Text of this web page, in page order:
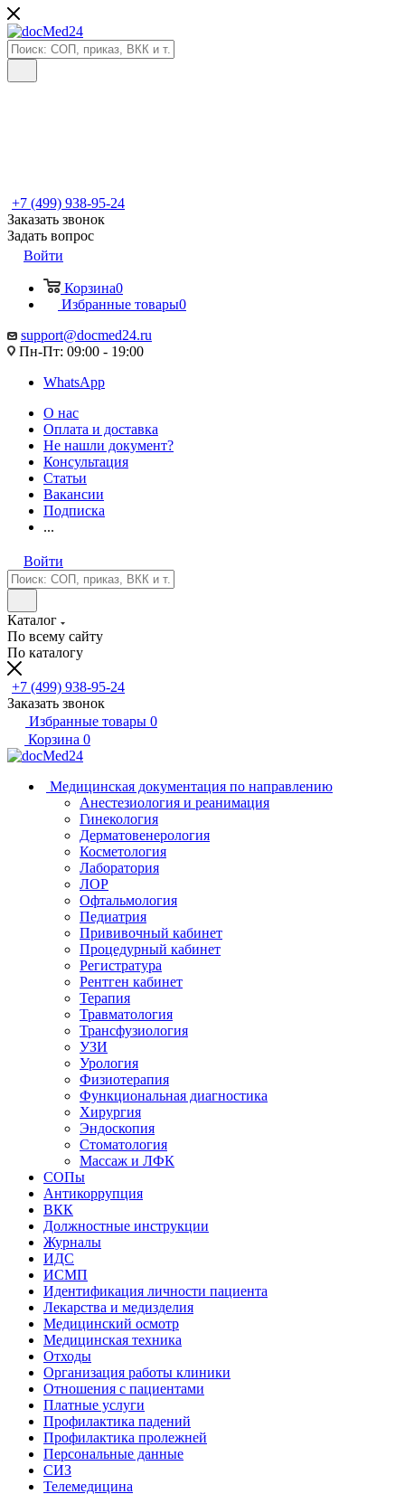
+7 (499) 938-95-24
Заказать звонок
Задать вопрос
Войти
Корзина0
Избранные товары0
support@docmed24.ru
Пн-Пт: 09:00 - 19:00
WhatsApp
О нас
Оплата и доставка
Не нашли документ?
Консультация
Статьи
Вакансии
Подписка
...
Войти
Каталог
По всему сайту
По каталогу
+7 (499) 938-95-24
Заказать звонок
Избранные товары 0
Корзина 0
Медицинская документация по направлению
Анестезиология и реанимация
Гинекология
Дерматовенерология
Косметология
Лаборатория
ЛОР
Офтальмология
Педиатрия
Прививочный кабинет
Процедурный кабинет
Регистратура
Рентген кабинет
Терапия
Травматология
Трансфузиология
УЗИ
Урология
Физиотерапия
Функциональная диагностика
Хирургия
Эндоскопия
Стоматология
Массаж и ЛФК
СОПы
Антикоррупция
ВКК
Должностные инструкции
Журналы
ИДС
ИСМП
Идентификация личности пациента
Лекарства и медизделия
Медицинский осмотр
Медицинская техника
Отходы
Организация работы клиники
Отношения с пациентами
Платные услуги
Профилактика падений
Профилактика пролежней
Персональные данные
СИЗ
Телемедицина